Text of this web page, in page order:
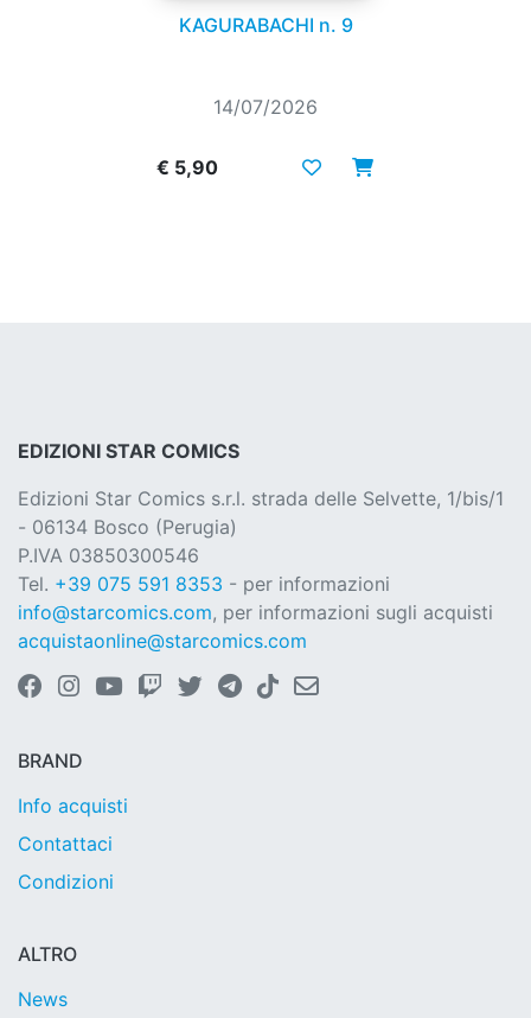
KAGURABACHI n. 9
14/07/2026
€ 5,90
EDIZIONI STAR COMICS
Edizioni Star Comics s.r.l. strada delle Selvette, 1/bis/1
- 06134 Bosco (Perugia)
P.IVA 03850300546
Tel. +39 075 591 8353 - per informazioni
info@starcomics.com, per informazioni sugli acquisti
acquistaonline@starcomics.com
BRAND
Info acquisti
Contattaci
Condizioni
ALTRO
News